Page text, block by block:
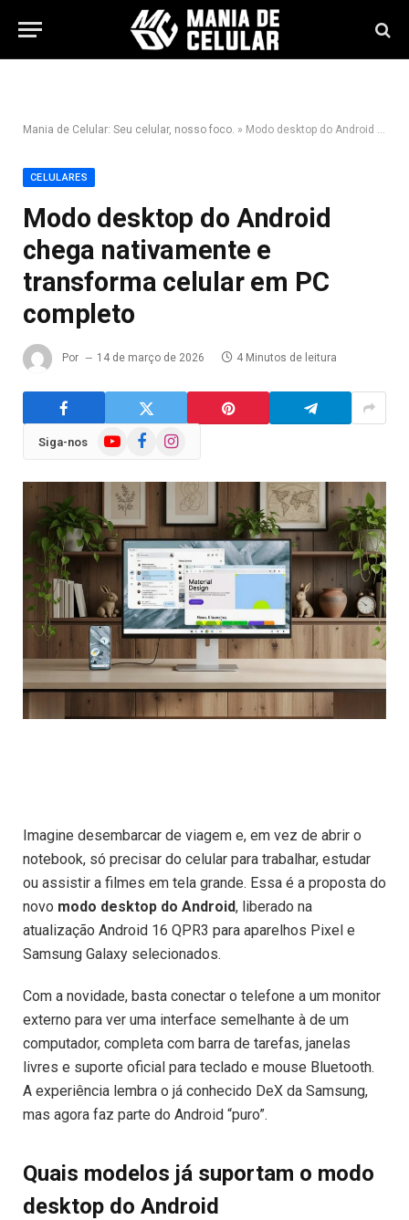
Mania de Celular: Seu celular, nosso foco. » Modo desktop do Android chega nativamente e transforma celular em PC completo
CELULARES
Modo desktop do Android
chega nativamente e
transforma celular em PC
completo
Por 14 de março de 2026 4 Minutos de leitura
Siga-nos YouTubeFacebookInstagram
Imagine desembarcar de viagem e, em vez de abrir o
notebook, só precisar do celular para trabalhar, estudar
ou assistir a filmes em tela grande. Essa é a proposta do
novo modo desktop do Android, liberado na
atualização Android 16 QPR3 para aparelhos Pixel e
Samsung Galaxy selecionados.
Com a novidade, basta conectar o telefone a um monitor
externo para ver uma interface semelhante à de um
computador, completa com barra de tarefas, janelas
livres e suporte oficial para teclado e mouse Bluetooth.
A experiência lembra o já conhecido DeX da Samsung,
mas agora faz parte do Android “puro”.
Quais modelos já suportam o modo
desktop do Android